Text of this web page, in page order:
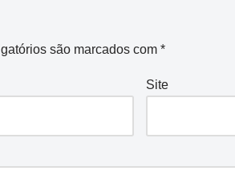
são marcados com *
Site